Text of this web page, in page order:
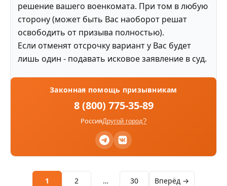
решение вашего военкомата. При том в любую
сторону (может быть Вас наоборот решат
освободить от призыва полностью).
Если отменят отсрочку вариант у Вас будет
лишь один - подавать исковое заявление в суд.
Законная помощь призывникам
8 (800) 775-35-89
РоссияДругой город?
1 2 … 30 Вперёд →